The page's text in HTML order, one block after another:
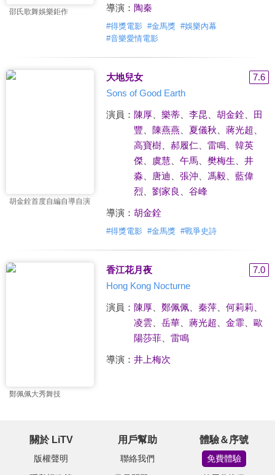
邵氏歌舞娛樂鉅作 導演： 陶秦
#得獎電影 #金馬獎 #娛樂內幕
#音樂愛情電影
胡金銓首度自編自導自演
大地兒女
7.6
Sons of Good Earth
演員： 陳厚、 樂蒂、 李昆、 胡金銓、 田
豐
陳燕燕 夏儀秋 蔣光超
高寶樹、 郝履仁 雷鳴、 韓英
傑、 虞慧、 午馬、 樊梅生
井
淼
唐迪 張沖 馮毅、 藍偉
烈
劉家良 谷峰
導演： 胡金銓
#得獎電影 #金馬獎 #戰爭史詩
鄭佩佩大秀舞技
香江花月夜
7.0
Hong Kong Nocturne
演員： 陳厚、 鄭佩佩、 秦萍、 何莉莉
凌雲、 岳華、 蔣光超 金霏、 歐
陽莎菲、 雷鳴
導演： 井上梅次
關於 LiTV
版權聲明
用戶幫助
聯絡我們
體驗＆序號
免費體驗